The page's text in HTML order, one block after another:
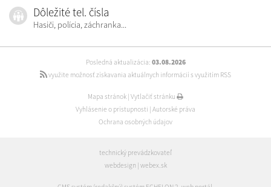
Dôležité tel. čísla
Hasiči, polícia, záchranka...
Posledná aktualizácia: 03.08.2026
využite možnosť získavania aktuálnych informácií s využitím RSS
Mapa stránok | Vytlačiť stránku
Vyhlásenie o prístupnosti | Autorské práva
Ochrana osobných údajov
technický prevádzkovateľ
webdesign | webex.sk